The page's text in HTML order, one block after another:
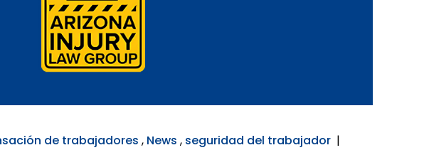
de trabajadores , News , seguridad del trabajador |